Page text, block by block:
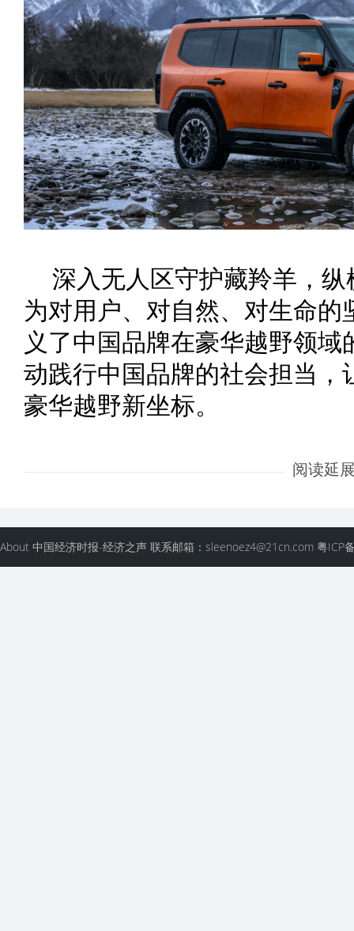
深入无人区守护藏羚羊，
为对用户、对自然、对生命
义了中国品牌在豪华越野领
动践行中国品牌的社会担当，
豪华越野新坐标。
阅读延
About 中国经济时报-经济之声 联系邮箱：sleenoez4@21cn.com 粤ICP